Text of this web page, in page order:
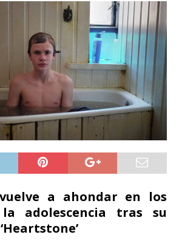
a ahondar en los
adolescencia tras su